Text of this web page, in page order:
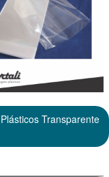
Transparente